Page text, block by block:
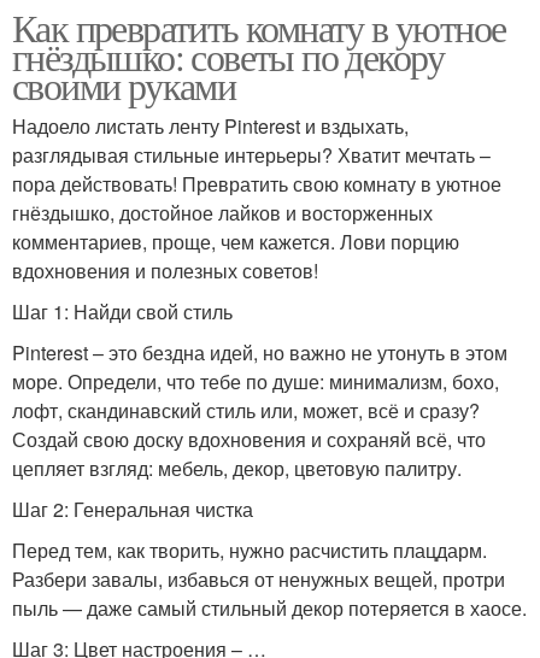
Как превратить комнату в уютное
гнёздышко: советы по декору
своими руками
Надоело листать ленту Pinterest и вздыхать,
разглядывая стильные интерьеры? Хватит мечтать –
пора действовать! Превратить свою комнату в уютное
гнёздышко, достойное лайков и восторженных
комментариев, проще, чем кажется. Лови порцию
вдохновения и полезных советов!
Шаг 1: Найди свой стиль
Pinterest – это бездна идей, но важно не утонуть в этом
море. Определи, что тебе по душе: минимализм, бохо,
лофт, скандинавский стиль или, может, всё и сразу?
Создай свою доску вдохновения и сохраняй всё, что
цепляет взгляд: мебель, декор, цветовую палитру.
Шаг 2: Генеральная чистка
Перед тем, как творить, нужно расчистить плацдарм.
Разбери завалы, избавься от ненужных вещей, протри
пыль — даже самый стильный декор потеряется в хаосе.
Шаг 3: Цвет настроения – …